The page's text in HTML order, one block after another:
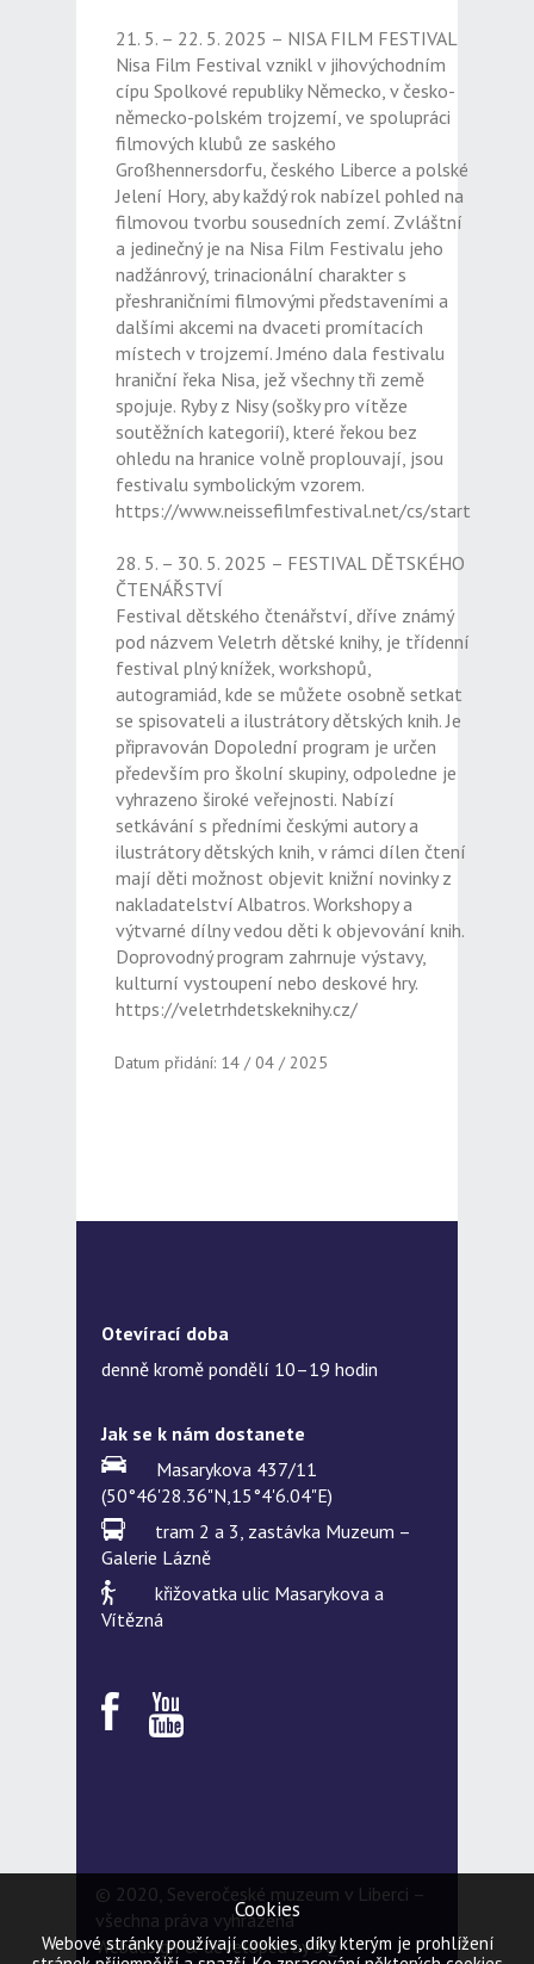
21. 5. – 22. 5. 2025 – NISA FILM FESTIVAL
Nisa Film Festival vznikl v jihovýchodním
cípu Spolkové republiky Německo, v česko-
německo-polském trojzemí, ve spolupráci
filmových klubů ze saského
Großhennersdorfu, českého Liberce a polské
Jelení Hory, aby každý rok nabízel pohled na
filmovou tvorbu sousedních zemí. Zvláštní
a jedinečný je na Nisa Film Festivalu jeho
nadžánrový, trinacionální charakter s
přeshraničními filmovými představeními a
dalšími akcemi na dvaceti promítacích
místech v trojzemí. Jméno dala festivalu
hraniční řeka Nisa, jež všechny tři země
spojuje. Ryby z Nisy (sošky pro vítěze
soutěžních kategorií), které řekou bez
ohledu na hranice volně proplouvají, jsou
festivalu symbolickým vzorem.
https://www.neissefilmfestival.net/cs/start
28. 5. – 30. 5. 2025 – FESTIVAL DĚTSKÉHO
ČTENÁŘSTVÍ
Festival dětského čtenářství, dříve známý
pod názvem Veletrh dětské knihy, je třídenní
festival plný knížek, workshopů,
autogramiád, kde se můžete osobně setkat
se spisovateli a ilustrátory dětských knih. Je
připravován Dopolední program je určen
především pro školní skupiny, odpoledne je
vyhrazeno široké veřejnosti. Nabízí
setkávání s předními českými autory a
ilustrátory dětských knih, v rámci dílen čtení
mají děti možnost objevit knižní novinky z
nakladatelství Albatros. Workshopy a
výtvarné dílny vedou děti k objevování knih.
Doprovodný program zahrnuje výstavy,
kulturní vystoupení nebo deskové hry.
https://veletrhdetskeknihy.cz/
Datum přidání: 14 / 04 / 2025
Otevírací doba
denně kromě pondělí 10–19 hodin
Jak se k nám dostanete
Masarykova 437/11
(50°46'28.36"N,15°4'6.04"E)
tram 2 a 3, zastávka Muzeum –
Galerie Lázně
křižovatka ulic Masarykova a
Vítězná
© 2020, Severočeské muzeum v Liberci –
všechna práva vyhrazena
Webdesign & developed by5Q
Cookies
Webové stránky používají cookies, díky kterým je prohlížení